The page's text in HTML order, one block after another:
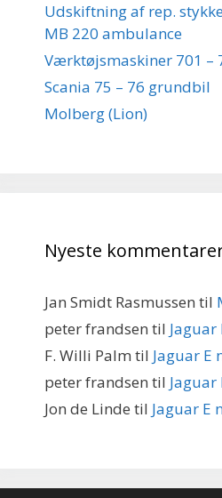
Udskiftning af rep.
MB 220 ambulance
Værktøjsmaskiner 701 –
Scania 75 – 76 grundbil
Molberg (Lion)
Nyeste
Jan Smidt Rasmussen til
peter frandsen til Jaguar
F. Willi Palm til Jaguar E
peter frandsen til Jaguar
Jon de Linde til Jaguar E